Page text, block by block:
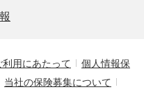
用にあたって
個人情報保
当社の保険募集について